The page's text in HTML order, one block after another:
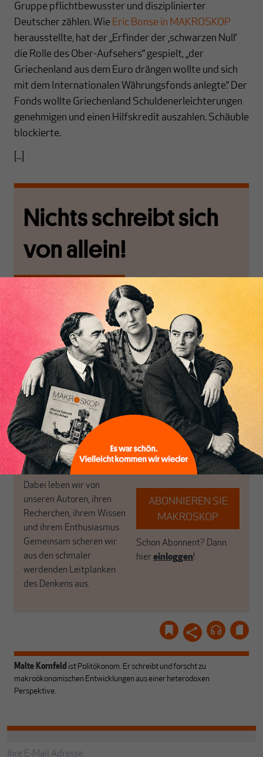
Inhaltsverzeichnis
Gruppe pflichtbewusster und disziplinierter
Deutscher zählen. Wie Eric Bonse in MAKROSKOP
herausstellte, hat der „Erfinder der ‚schwarzen Null‘
die Rolle des Ober-Aufsehers“ gespielt, „der
Griechenland aus dem Euro drängen wollte und sich
mit dem Internationalen Währungsfonds anlegte.“ Der
Fonds wollte Griechenland Schuldenerleichterungen
genehmigen und einen Hilfskredit auszahlen. Schäuble
blockierte.
[...]
Nichts schreibt sich
von allein!
Nur für Abonnenten
MAKROSKOP analysiert
wirtschaftspolitische
Themen aus einer
postkeynesianischen
Perspektive und ist damit
in Deutschland einzigartig.
MAKROSKOP steht für
das große Ganze. Wir
haben einen Blick auf
Geld, Wirtschaft und
Politik, den Sie so
woanders nicht finden.
Dabei leben wir von
unseren Autoren, ihren
Recherchen, ihrem Wissen
und ihrem Enthusiasmus.
Gemeinsam scheren wir
aus den schmaler
werdenden Leitplanken
des Denkens aus.
Wir verlassen die
journalistische Filterblase,
in der sich viele
eingerichtet haben. Wir
öffnen Fenster und
bringen frische Luft in die
engen und verstaubten
Debattenräume.
Brauchen Sie auch frische
Luft? Dann folgen Sie
einfach dem Button.
ABONNIEREN SIE
MAKROSKOP
Schon Abonnent? Dann
hiereinloggen!
Malte Kornfeld ist Politökonom. Er schreibt und forscht zu
makroökonomischen Entwicklungen aus einer heterodoxen
Perspektive.